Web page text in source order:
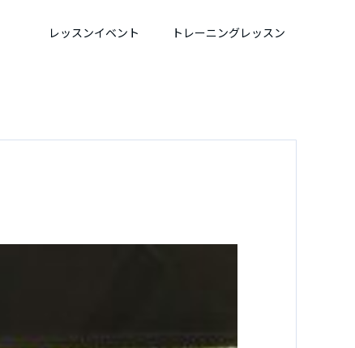
レッスンイベント トレーニングレッスン